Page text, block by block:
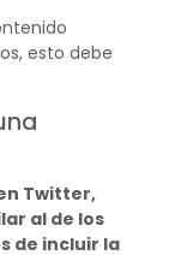
esto debe
Twitter,
al de los
de incluir la